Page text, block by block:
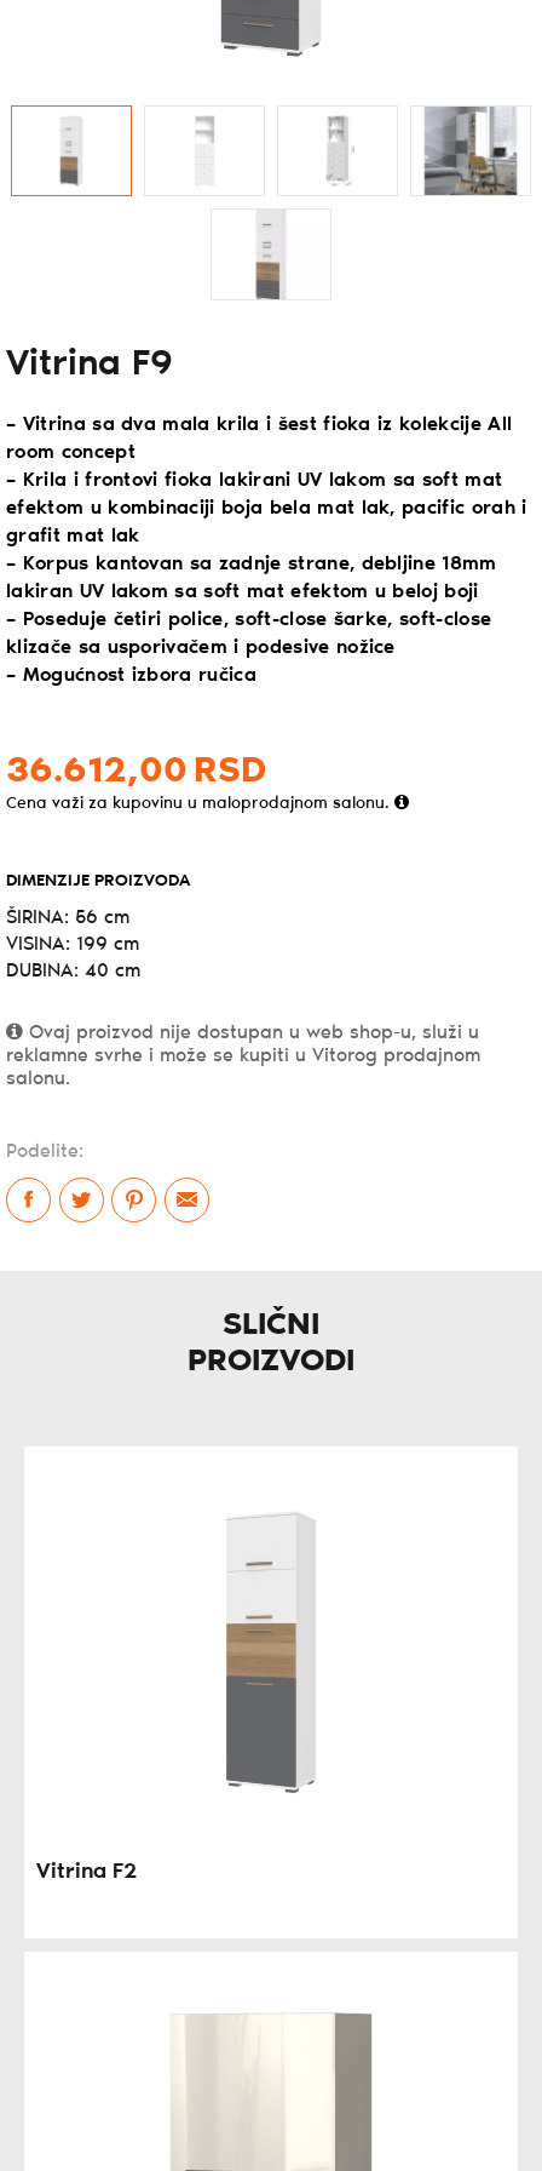
Vitrina F9
– Vitrina sa dva mala krila i šest fioka iz kolekcije All
room concept
– Krila i frontovi fioka lakirani UV lakom sa soft mat
efektom u kombinaciji boja bela mat lak, pacific orah i
grafit mat lak
– Korpus kantovan sa zadnje strane, debljine 18mm
lakiran UV lakom sa soft mat efektom u beloj boji
– Poseduje četiri police, soft-close šarke, soft-close
klizače sa usporivačem i podesive nožice
– Mogućnost izbora ručica
36.612,00 RSD
Cena važi za kupovinu u maloprodajnom salonu.
DIMENZIJE PROIZVODA
ŠIRINA: 56 cm
VISINA: 199 cm
DUBINA: 40 cm
Ovaj proizvod nije dostupan u web shop-u, služi u
reklamne svrhe i može se kupiti u Vitorog prodajnom
salonu.
Podelite:
SLIČNI
PROIZVODI
Vitrina F2